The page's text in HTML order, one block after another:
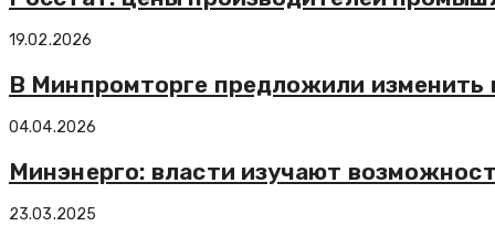
19.02.2026
В Минпромторге предложили изменить
04.04.2026
Минэнерго: власти изучают
23.03.2025